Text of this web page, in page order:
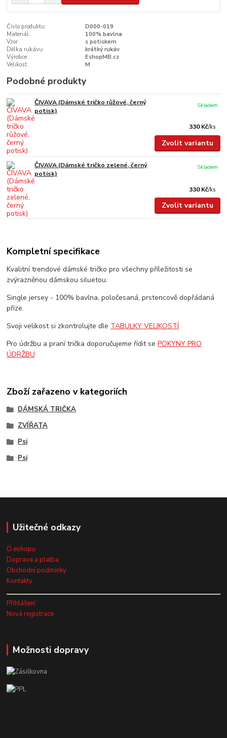
Číslo produktu:
D000-019
Materiál:
100% bavlna
Vzor:
s potiskem
Délka rukávu:
krátký rukáv
Výrobce:
EshopMB.cz
Velikost:
M
Podobné produkty
ČIVAVA (Dámské tričko růžové, černý
potisk)
330 Kč/ks
Skladem
Zvolit variantu
ČIVAVA (Dámské tričko zelené, černý
potisk)
330 Kč/ks
Skladem
Zvolit variantu
Kompletní specifikace
Kvalitní trendové dámské tričko pro všechny příležitosti se
zvýrazněnou dámskou siluetou.
Single jersey - 100% bavlna, poločesaná, prstencově dopřádaná
příze.
Svoji velikost si zkontrolujte dle TABULKY VELIKOSTÍ
Pro údržbu a praní trička doporučujeme řídit sePOKYNY PRO
ÚDRŽBU
Zboží zařazeno v kategoriích
DÁMSKÁ TRIČKA
ZVÍŘATA
Psi
Psi
Užitečné odkazy
O eshopu
Doprava a platba
Obchodní podmínky
Kontakty
Přihlášení
Nová registrace
Možnosti dopravy